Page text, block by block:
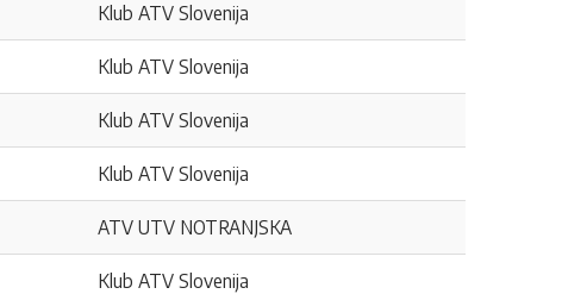
Klub ATV Slovenija
Klub ATV Slovenija
Klub ATV Slovenija
Klub ATV Slovenija
ATV UTV NOTRANJSKA
Klub ATV Slovenija